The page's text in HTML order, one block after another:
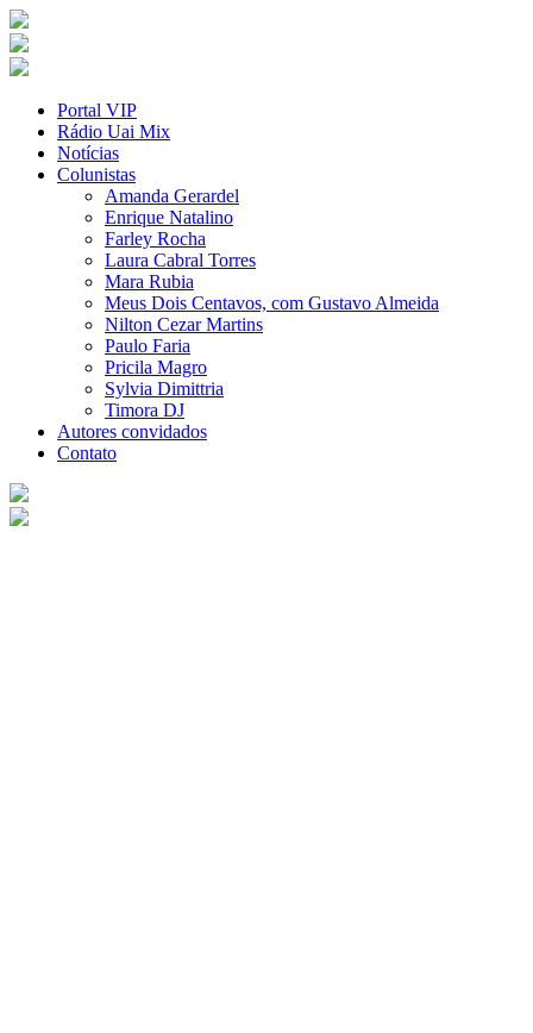
Portal VIP
Rádio Uai Mix
Notícias
Colunistas
Amanda Gerardel
Enrique Natalino
Farley Rocha
Laura Cabral Torres
Mara Rubia
Meus Dois Centavos, com Gustavo Almeida
Nilton Cezar Martins
Paulo Faria
Pricila Magro
Sylvia Dimittria
Timora DJ
Autores convidados
Contato